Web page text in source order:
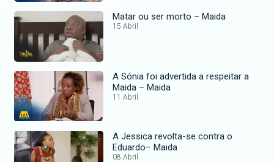
Matar ou ser morto – Maida
15 Abril
A Sónia foi advertida a respeitar a
Maida – Maida
11 Abril
A Jessica revolta-se contra o
Eduardo– Maida
08 Abril